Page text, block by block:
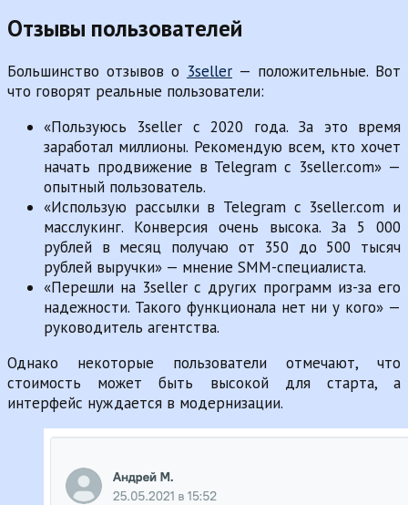
Отзывы пользователей
Большинство отзывов о 3seller — положительные. Вот
что говорят реальные пользователи:
«Пользуюсь 3seller с 2020 года. За это время
заработал миллионы. Рекомендую всем, кто хочет
начать продвижение в Telegram с 3seller.com» —
опытный пользователь.
«Использую рассылки в Telegram с 3seller.com и
масслукинг. Конверсия очень высока. За 5 000
рублей в месяц получаю от 350 до 500 тысяч
рублей выручки» — мнение SMM-специалиста.
«Перешли на 3seller с других программ из-за его
надежности. Такого функционала нет ни у кого» —
руководитель агентства.
Однако некоторые пользователи отмечают, что
стоимость может быть высокой для старта, а
интерфейс нуждается в модернизации.